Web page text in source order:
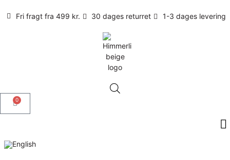
Fri fragt fra 499 kr. 30 dages returret 1-3 dages levering
0